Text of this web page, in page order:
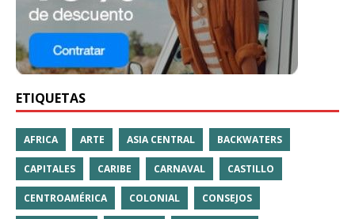
ETIQUETAS
AFRICA ARTE ASIA CENTRAL BACKWATERS
CAPITALES CARIBE CARNAVAL CASTILLO
CENTROAMÉRICA COLONIAL CONSEJOS